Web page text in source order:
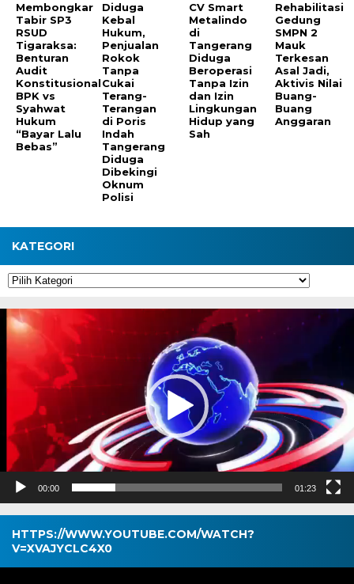
Membongkar
Tabir SP3
RSUD
Tigaraksa:
Benturan
Audit
Konstitusional
BPK vs
Syahwat
Hukum
“Bayar Lalu
Bebas”
Diduga
Kebal
Hukum,
Penjualan
Rokok
Tanpa
Cukai
Terang-
Terangan
di Poris
Indah
Tangerang
Diduga
Dibekingi
Oknum
Polisi
CV Smart
Metalindo
di
Tangerang
Diduga
Beroperasi
Tanpa Izin
dan Izin
Lingkungan
Hidup yang
Sah
Rehabilitasi
Gedung
SMPN 2
Mauk
Terkesan
Asal Jadi,
Aktivis Nilai
Buang-
Buang
Anggaran
KATEGORI
Kategori
Pemutar
Video
00:00 01:23
HTTPS://WWW.YOUTUBE.COM/WATCH?
V=XVAJYCLC4X0
Pemutar